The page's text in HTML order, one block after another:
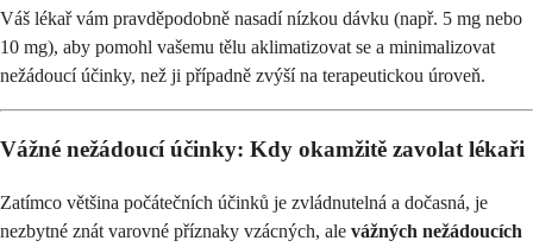
Váš lékař vám pravděpodobně nasadí nízkou dávku (např. 5 mg nebo
10 mg), aby pomohl vašemu tělu aklimatizovat se a minimalizovat
nežádoucí účinky, než ji případně zvýší na terapeutickou úroveň.
Vážné nežádoucí účinky: Kdy okamžitě zavolat lékaři
Zatímco většina počátečních účinků je zvládnutelná a dočasná, je
nezbytné znát varovné příznaky vzácných, ale vážných nežádoucích